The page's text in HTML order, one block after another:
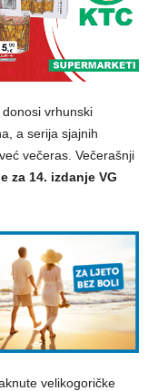
vrhunski
a serija sjajnih
večeras. Večerašnji
za 14. izdanje VG
velikogoričke